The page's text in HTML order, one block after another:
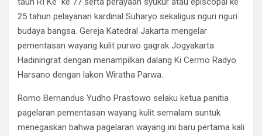
25 tahun pelayanan kardinal Suharyo sekaligus nguri nguri
budaya bangsa. Gereja Katedral Jakarta mengelar
pementasan wayang kulit purwo gagrak Jogyakarta
Hadiningrat dengan menampilkan dalang Ki Cermo Radyo
Harsano dengan lakon Wiratha Parwa.
Romo Bernandus Yudho Prastowo selaku ketua panitia
pagelaran pementasan wayang kulit semalam suntuk
menegaskan bahwa pagelaran wayang ini baru pertama kali